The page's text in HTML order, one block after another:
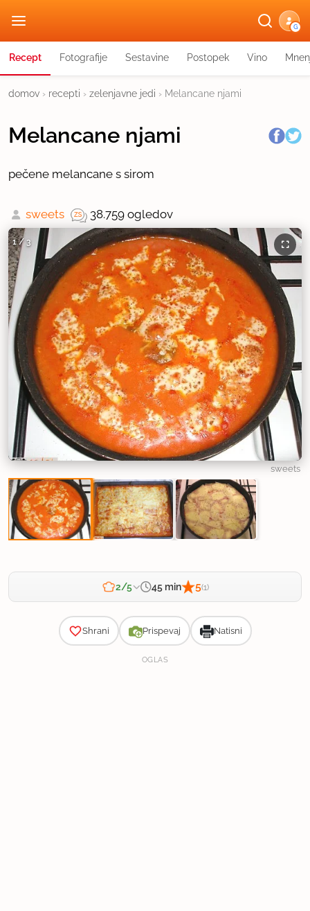
G
Recept Fotografije Sestavine Postopek Vino
domov › recepti › zelenjavne jedi › Melancane njami
Melancane njami
pečene melancane s sirom
sweets 38.759 ogledov
1/ 3
sweets
2/5 45 min 5(1)
Shrani Prispevaj Natisni
OGLAS